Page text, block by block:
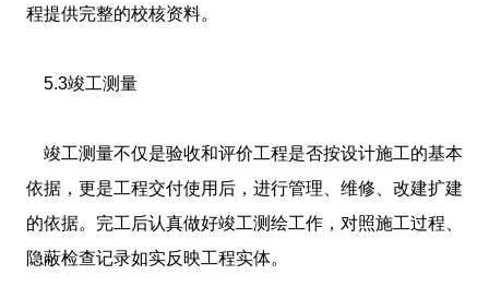
程提供完整的校核资料。
5.3竣工测量
竣工测量不仅是验收和评价工程是否按设计施工的基本
依据，更是工程交付使用后，进行管理、维修、改建扩建
的依据。完工后认真做好竣工测绘工作，对照施工过程、
隐蔽检查记录如实反映工程实体。